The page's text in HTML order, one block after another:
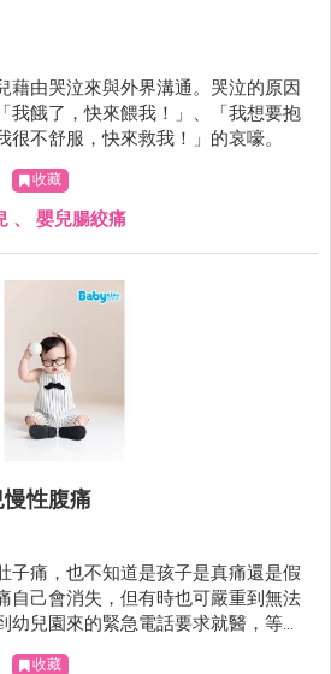
藉由哭泣來與外界溝通。哭泣的原因
我餓了，快來餵我！」、「我想要抱
很不舒服，快來救我！」的哀嚎。
收藏
、 嬰兒腸絞痛
性腹痛
子痛，也不知道是孩子是真痛還是假
自己會消失，但有時也可嚴重到無法
幼兒園來的緊急電話要求就醫，等真
又說不痛了。久而久之，腹痛好像是
收藏